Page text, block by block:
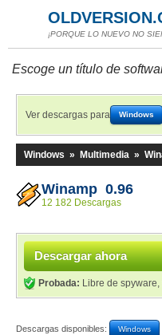
¡PORQUE LO NUEVO NO
Escoge un título de
Ver descargas para Windows
Windows » Multimedia »
Winamp 0.96
12 182 Descargas
Descargar ahora
Probada: Libre de
Descargas disponibles: Windows